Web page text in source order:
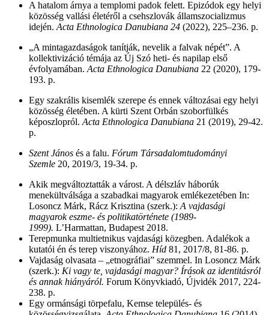
A hatalom árnya a templomi padok felett. Epizódok egy helyi
közösség vallási életéről a csehszlovák államszocializmus
idején. Acta Ethnologica Danubiana 24 (2022), 225–236. p.
„A mintagazdaságok tanítják, nevelik a falvak népét”. A
kollektivizáció témája az Új Szó heti- és napilap első
évfolyamában. Acta Ethnologica Danubiana 22 (2020), 179-
193. p.
Egy szakrális kisemlék szerepe és ennek változásai egy helyi
közösség életében. A kürti Szent Orbán szoborfülkés
képoszlopról. Acta Ethnologica Danubiana 21 (2019), 29-42.
p.
Szent János és a falu. Fórum Társadalomtudományi
Szemle 20, 2019/3, 19-34. p.
Akik megváltoztatták a várost. A délszláv háborúk
menekültválsága a szabadkai magyarok emlékezetében In:
Losoncz Márk, Rácz Krisztina (szerk.): A vajdasági
magyarok eszme- és politikatörténete (1989-
1999). L’Harmattan, Budapest 2018.
Terepmunka multietnikus vajdasági közegben. Adalékok a
kutatói én és terep viszonyához. Híd 81 , 2017/8, 81-86. p.
Vajdaság olvasata – „etnográfiai” szemmel. In Losoncz Márk
(szerk.): Ki vagy te, vajdasági magyar? Írások az identitásról
és annak hiányáról. Forum Könyvkiadó, Újvidék 2017, 224-
238. p.
Egy ormánsági törpefalu, Kemse település- és